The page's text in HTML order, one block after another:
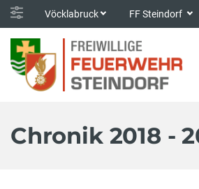
Vöcklabruck FF Steindorf
Chronik 2018 -